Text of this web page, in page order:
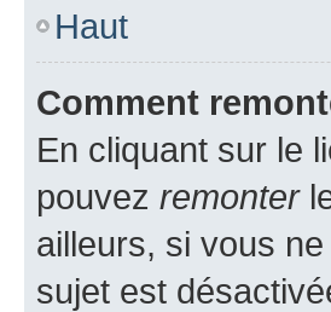
Haut
Comment
En cliquant sur le
pouvez remonter
ailleurs, si vous
sujet est